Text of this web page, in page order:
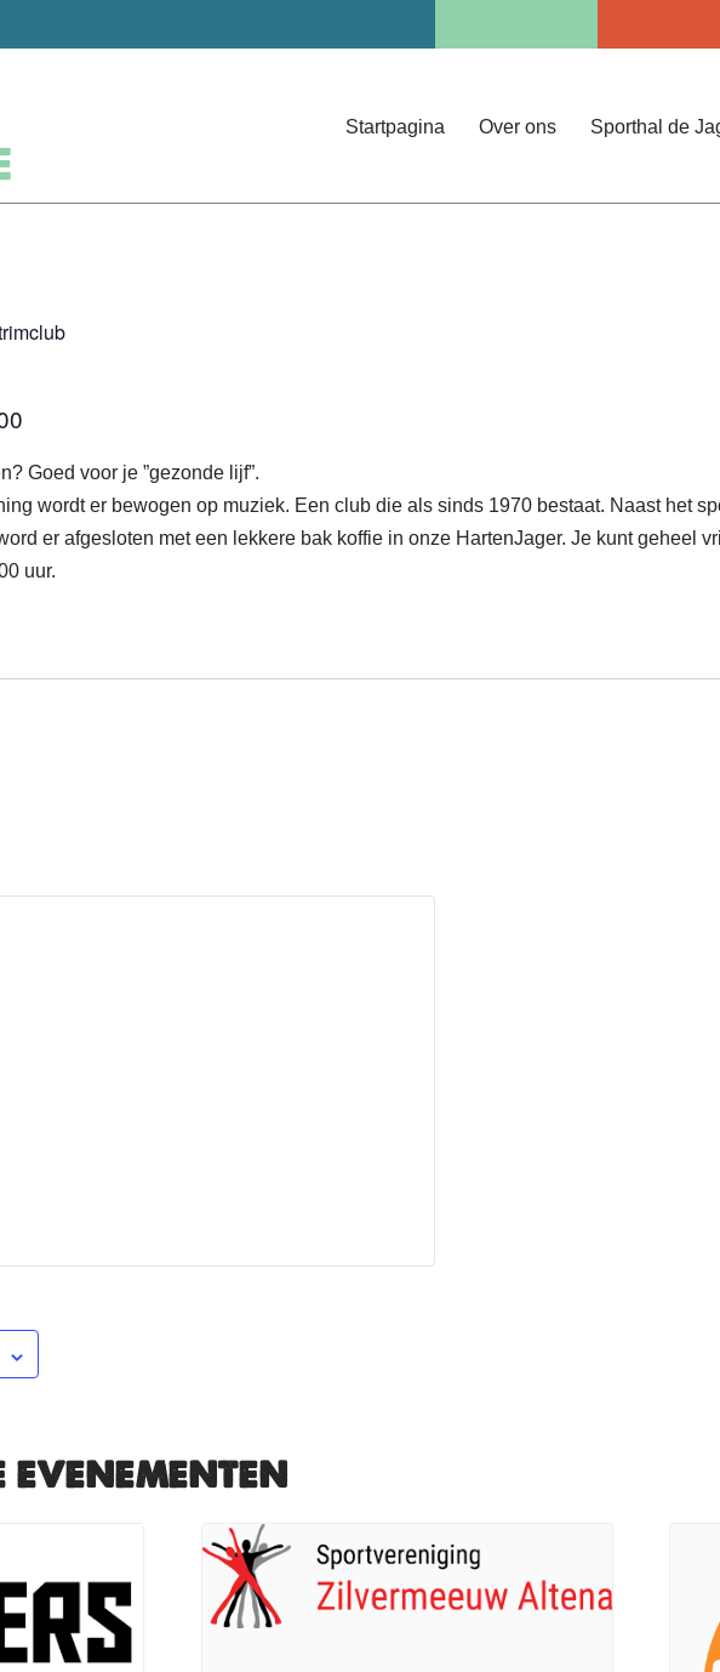
Startpagina Over ons Sporthal de
Goed voor je ”gezonde lijf”.
wordt er bewogen op muziek. Een club die als sinds 1970 bestaat. Naast het
er afgesloten met een lekkere bak koffie in onze HartenJager. Je kunt geheel
uur.